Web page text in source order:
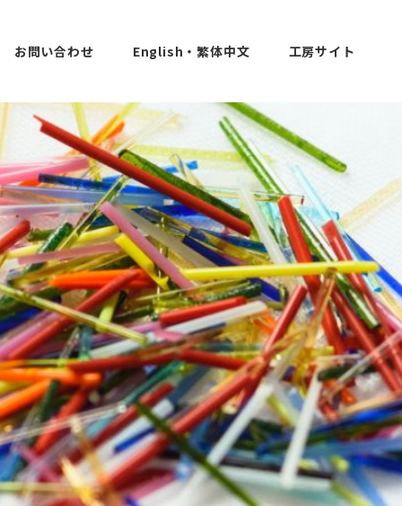
お問い合わせ English・繁体中文 工房サイト